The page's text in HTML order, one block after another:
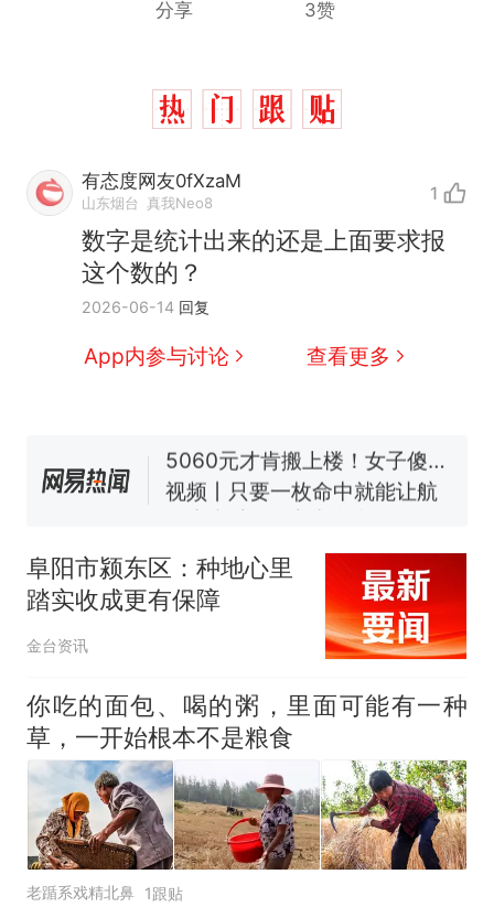
分享 3赞
有态度网友0fXzaM
山东烟台 真我Neo8 1
数字是统计出来的还是上面要求报
这个数的？
2026-06-14 回复
App内参与讨论 查看更多
热
全部作废，公平么？
新 全球唯一没有法定首都的国
了……
视频丨只要一枚命中就能让航
母瘫痪 轰-6J实力有多强？
电力部门回应
佛山一中学招聘物理教师，笔
试前13名均遭淘汰？教育局：
已叫停招聘，成立调查组全面
十多万人报名的考试，成绩
阜阳市颍东区：种地心里
踏实收成更有保障
金台资讯
你吃的面包、喝的粥，里面可能有一种
草，一开始根本不是粮食
老踲系戏精北鼻 1跟贴